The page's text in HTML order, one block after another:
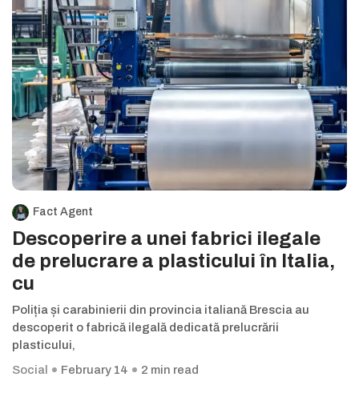
Fact Agent
Descoperire a unei fabrici ilegale
de prelucrare a plasticului în Italia,
cu
Poliția și carabinierii din provincia italiană Brescia au
descoperit o fabrică ilegală dedicată prelucrării
plasticului,
Social
February 14 2 min read